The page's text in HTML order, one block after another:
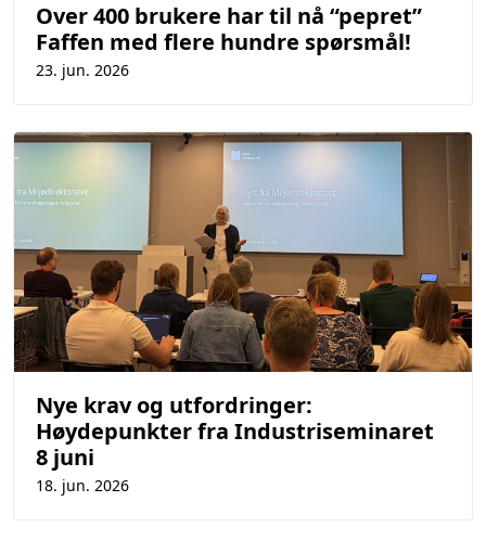
Over 400 brukere har til nå “pepret”
Faffen med flere hundre spørsmål!
23. jun. 2026
Nye krav og utfordringer:
Høydepunkter fra Industriseminaret
8 juni
18. jun. 2026